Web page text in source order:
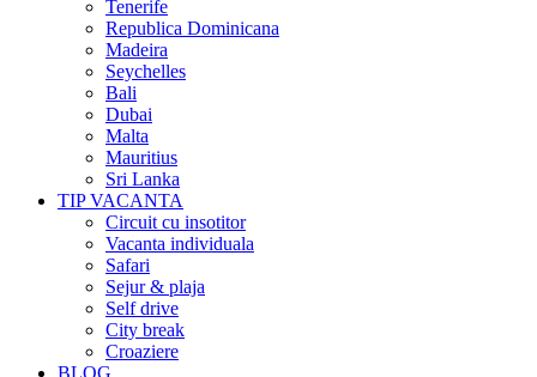
Tenerife
Republica Dominicana
Madeira
Seychelles
Bali
Dubai
Malta
Mauritius
Sri Lanka
TIP VACANTA
Circuit cu insotitor
Vacanta individuala
Safari
Sejur & plaja
Self drive
City break
Croaziere
BLOG